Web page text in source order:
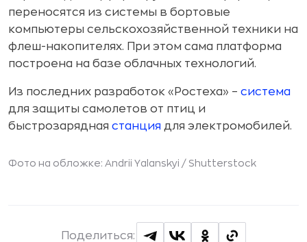
переносятся из системы в бортовые
компьютеры сельскохозяйственной техники на
флеш-накопителях. При этом сама платформа
построена на базе облачных технологий.
Из последних разработок «Ростеха» – система
для защиты самолетов от птиц и
быстрозарядная станция для электромобилей.
Фото на обложке: Andrii Yalanskyi / Shutterstock
Поделиться: